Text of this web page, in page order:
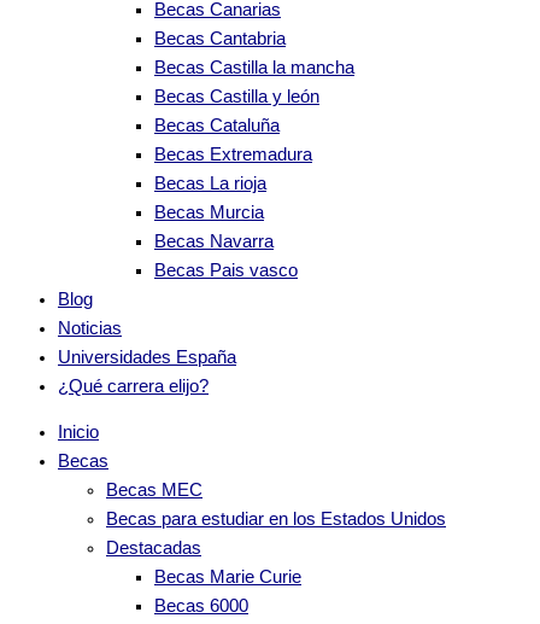
Becas Canarias
Becas Cantabria
Becas Castilla la mancha
Becas Castilla y león
Becas Cataluña
Becas Extremadura
Becas La rioja
Becas Murcia
Becas Navarra
Becas Pais vasco
Blog
Noticias
Universidades España
¿Qué carrera elijo?
Inicio
Becas
Becas MEC
Becas para estudiar en los Estados Unidos
Destacadas
Becas Marie Curie
Becas 6000